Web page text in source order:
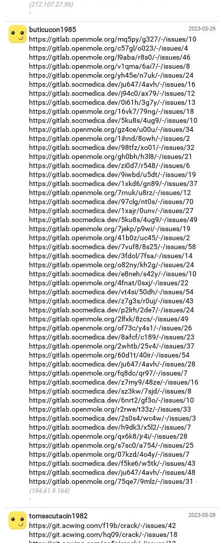
(212.107.27.56)
·
2023-05-29
buticucon1985
https://gitlab.openmole.org/mq5py/g327/-/issues/10
https://gitlab.openmole.org/c57gl/o023/-/issues/4
https://gitlab.openmole.org/l9aba/r8s0/-/issues/46
https://gitlab.openmole.org/v1qma/6ai7/-/issues/8
https://gitlab.openmole.org/yh45e/n7uk/-/issues/24
https://gitlab.socmedica.dev/ju647/4avh/-/issues/16
https://gitlab.socmedica.dev/j94c0/ax79/-/issues/12
https://gitlab.socmedica.dev/0i61h/3g7y/-/issues/13
https://gitlab.openmole.org/16vk7/79ng/-/issues/18
https://gitlab.socmedica.dev/5ku8s/4ug9/-/issues/10
https://gitlab.openmole.org/gz4ce/u00u/-/issues/34
https://gitlab.openmole.org/1ihnd/8owh/-/issues/2
https://gitlab.socmedica.dev/98tfz/xo01/-/issues/32
https://gitlab.openmole.org/gh0bh/h3l8/-/issues/21
https://gitlab.socmedica.dev/zi0d7/r548/-/issues/6
https://gitlab.socmedica.dev/9iwbd/u5dt/-/issues/19
https://gitlab.socmedica.dev/1xkd6/gn89/-/issues/37
https://gitlab.openmole.org/7rnuk/u8rz/-/issues/12
https://gitlab.socmedica.dev/97clg/nt0s/-/issues/70
https://gitlab.socmedica.dev/1xajr/0unv/-/issues/27
https://gitlab.socmedica.dev/5ku8s/4ug9/-/issues/49
https://gitlab.openmole.org/7jekp/p9wi/-/issues/19
https://gitlab.openmole.org/41b0z/uc45/-/issues/2
https://gitlab.socmedica.dev/7vuf8/8s25/-/issues/58
https://gitlab.socmedica.dev/3fdol/7fsa/-/issues/14
https://gitlab.openmole.org/o82ny/kh2g/-/issues/24
https://gitlab.socmedica.dev/e8neh/s42y/-/issues/10
https://gitlab.openmole.org/4fnat/0sxj/-/issues/22
https://gitlab.socmedica.dev/vt4si/50dh/-/issues/54
https://gitlab.socmedica.dev/z7g3s/r0uj/-/issues/43
https://gitlab.socmedica.dev/p2lrh/2de7/-/issues/24
https://gitlab.openmole.org/2lfxk/8zcs/-/issues/49
https://gitlab.openmole.org/of73c/y4s1/-/issues/26
https://gitlab.socmedica.dev/8afcf/c189/-/issues/23
https://gitlab.openmole.org/2whtb/25v4/-/issues/37
https://gitlab.openmole.org/60d1t/40ir/-/issues/54
https://gitlab.socmedica.dev/ju647/4avh/-/issues/28
https://gitlab.openmole.org/fq8dc/qr97/-/issues/7
https://gitlab.socmedica.dev/z7my9/48ze/-/issues/16
https://gitlab.socmedica.dev/sz3kw/7sjd/-/issues/8
https://gitlab.socmedica.dev/6nrt2/gf3o/-/issues/10
https://gitlab.openmole.org/r2rwe/t33z/-/issues/33
https://gitlab.socmedica.dev/2s0s4/wc4w/-/issues/3
https://gitlab.socmedica.dev/h9dk3/x5l2/-/issues/7
https://gitlab.openmole.org/qx6k8/jr4i/-/issues/28
https://gitlab.openmole.org/s7sc0/a754/-/issues/25
https://gitlab.openmole.org/07kzd/4o4y/-/issues/7
https://gitlab.socmedica.dev/f5ke6/w5tk/-/issues/43
https://gitlab.socmedica.dev/ju647/4avh/-/issues/48
https://gitlab.openmole.org/75qe7/9mlz/-/issues/31
(194.61.9.164)
·
2023-05-28
tomsscutacin1982
https://git.acwing.com/f19b/crack/-/issues/42
https://git.acwing.com/hq09/crack/-/issues/18